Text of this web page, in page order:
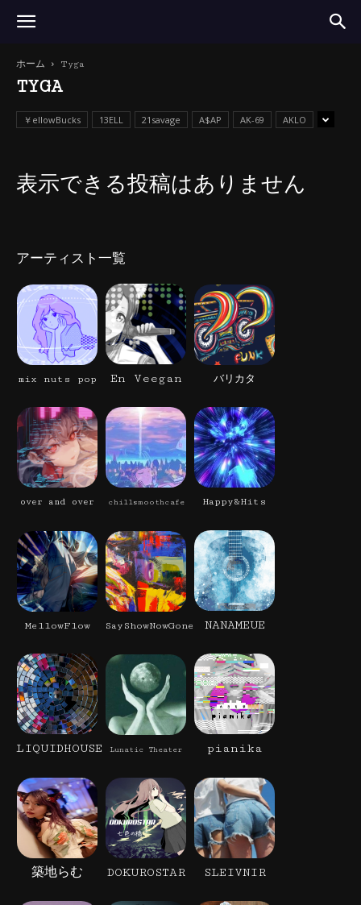
ホーム Tyga
TYGA
￥ellowBucks 13ELL 21savage A$AP AK-69 AKLO
表示できる投稿はありません
アーティスト一覧
mix nuts pop En Veegan バリカタ
over and over chillsmoothcafe Happy&Hits
MellowFlow SayShowNowGone NANAMEUE
LIQUIDHOUSE Lunatic Theater pianika
築地らむ DOKUROSTAR SLEIVNIR